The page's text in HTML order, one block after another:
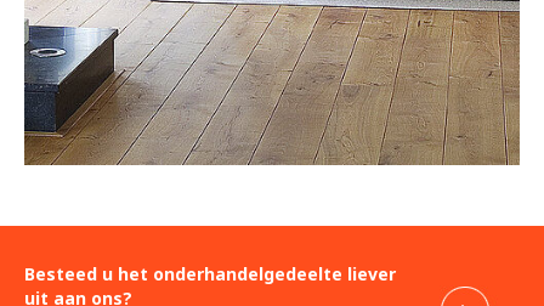
Besteed u het onderhandelgedeelte liever
uit aan ons?